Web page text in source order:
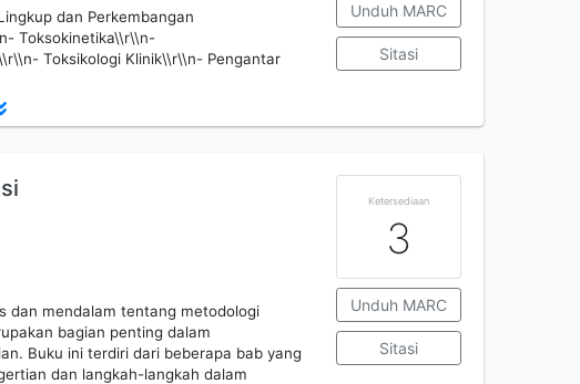
dan Perkembangan
Toksokinetika\\r\\n-
Toksikologi Klinik\\r\\n- Pengantar
Unduh MARC
Sitasi
dan mendalam tentang metodologi
bagian penting dalam
Buku ini terdiri dari beberapa bab yang
dan langkah-langkah dalam
Ketersediaan
3
Unduh MARC
Sitasi